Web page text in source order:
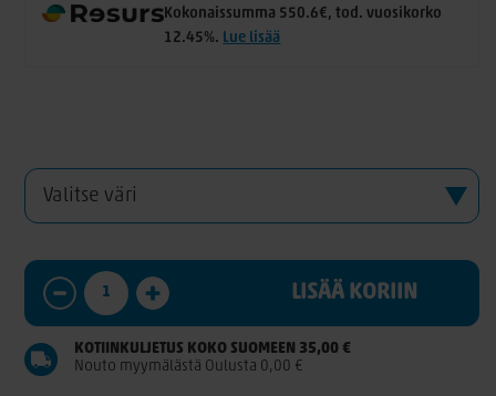
Kokonaissumma 550.6€, tod. vuosikorko
12.45%. Lue lisää
LISÄÄ KORIIN
KOTIINKULJETUS KOKO SUOMEEN 35,00 €
Nouto myymälästä Oulusta 0,00 €